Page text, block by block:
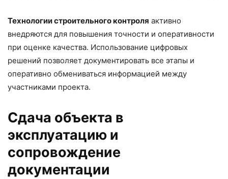
Технологии строительного контроля активно
внедряются для повышения точности и оперативности
при оценке качества. Использование цифровых
решений позволяет документировать все этапы и
оперативно обмениваться информацией между
участниками проекта.
Сдача объекта в
эксплуатацию и
сопровождение
документации